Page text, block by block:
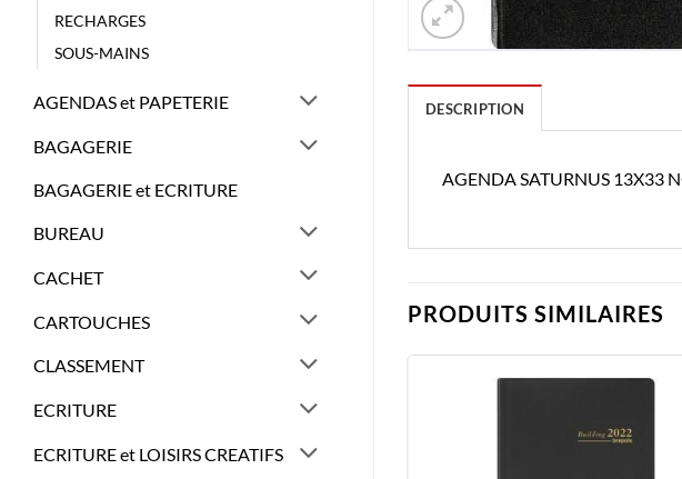
RECHARGES
SOUS-MAINS
AGENDAS et PAPETERIE
BAGAGERIE
BAGAGERIE et ECRITURE
BUREAU
CACHET
CARTOUCHES
CLASSEMENT
ECRITURE
ECRITURE et LOISIRS CREATIFS
DESCRIPTION
AGENDA SATURNUS 13X33
PRODUITS SIMILAIRES